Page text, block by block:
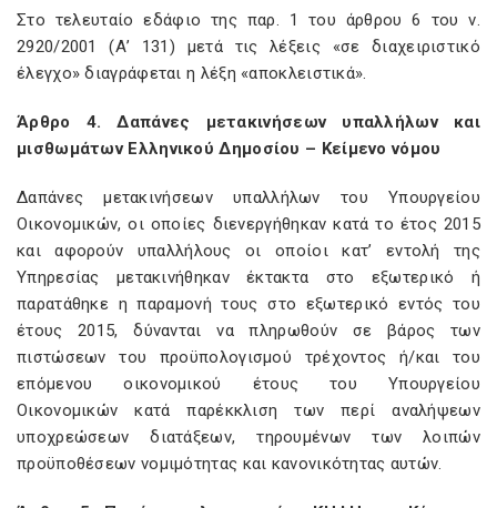
Στο τελευταίο εδάφιο της παρ. 1 του άρθρου 6 του ν.
2920/2001 (Α’ 131) μετά τις λέξεις «σε διαχειριστικό
έλεγχο» διαγράφεται η λέξη «αποκλειστικά».
Άρθρο 4. Δαπάνες μετακινήσεων υπαλλήλων και
μισθωμάτων Ελληνικού Δημοσίου – Κείμενο νόμου
Δαπάνες μετακινήσεων υπαλλήλων του Υπουργείου
Οικονομικών, οι οποίες διενεργήθηκαν κατά το έτος 2015
και αφορούν υπαλλήλους οι οποίοι κατ’ εντολή της
Υπηρεσίας μετακινήθηκαν έκτακτα στο εξωτερικό ή
παρατάθηκε η παραμονή τους στο εξωτερικό εντός του
έτους 2015, δύνανται να πληρωθούν σε βάρος των
πιστώσεων του προϋπολογισμού τρέχοντος ή/και του
επόμενου οικονομικού έτους του Υπουργείου
Οικονομικών κατά παρέκκλιση των περί αναλήψεων
υποχρεώσεων διατάξεων, τηρουμένων των λοιπών
προϋποθέσεων νομιμότητας και κανονικότητας αυτών.